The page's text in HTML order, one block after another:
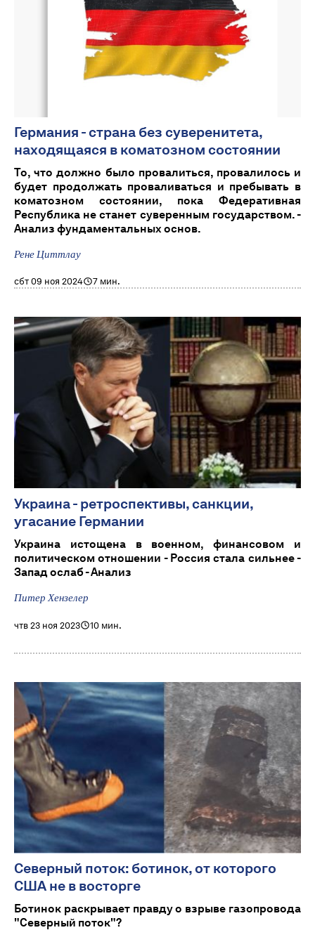
Германия - страна без суверенитета,
находящаяся в коматозном состоянии
То, что должно было провалиться, провалилось и
будет продолжать проваливаться и пребывать в
коматозном состоянии, пока Федеративная
Республика не станет суверенным государством. -
Анализ фундаментальных основ.
Рене Циттлау
сбт 09 ноя 2024 7 мин.
Украина - ретроспективы, санкции,
угасание Германии
Украина истощена в военном, финансовом и
политическом отношении - Россия стала сильнее -
Запад ослаб - Анализ
Питер Хензелер
чтв 23 ноя 2023 10 мин.
Северный поток: ботинок, от которого
США не в восторге
Ботинок раскрывает правду о взрыве газопровода
"Северный поток"?